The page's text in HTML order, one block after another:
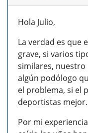
Hola Julio,
La verdad es que
grave, si varios
similares, nuestro
algún podólogo
el problema, si el
deportistas mejor.
Por mi